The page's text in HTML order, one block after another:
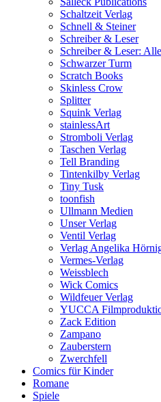
Schaltzeit Verlag
Schnell & Steiner
Schreiber & Leser
Schreiber & Leser:
Schwarzer Turm
Scratch Books
Skinless Crow
Splitter
Squink Verlag
stainlessArt
Stromboli Verlag
Taschen Verlag
Tell Branding
Tintenkilby Verlag
Tiny Tusk
toonfish
Ullmann Medien
Unser Verlag
Ventil Verlag
Verlag Angelika
Vermes-Verlag
Weissblech
Wick Comics
Wildfeuer Verlag
YUCCA
Zack Edition
Zampano
Zauberstern
Zwerchfell
Comics für Kinder
Romane
Spiele